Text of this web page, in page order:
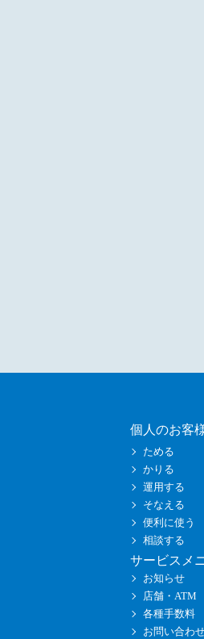
個人のお客
ためる
かりる
運用する
そなえる
便利に使う
相談する
サービスメ
お知らせ
店舗・ATM
各種手数料
お問い合わ